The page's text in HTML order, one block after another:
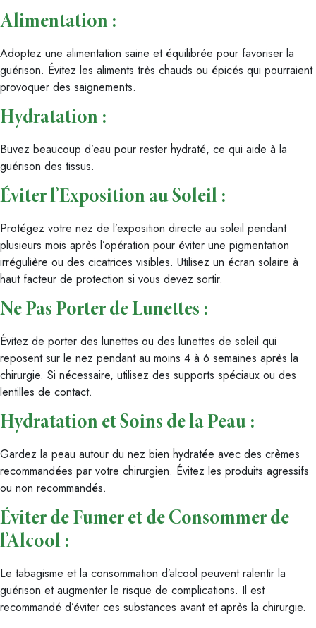
Alimentation :
Adoptez une alimentation saine et équilibrée pour favoriser la
guérison. Évitez les aliments très chauds ou épicés qui pourraient
provoquer des saignements.
Hydratation :
Buvez beaucoup d’eau pour rester hydraté, ce qui aide à la
guérison des tissus.
Éviter l’Exposition au Soleil :
Protégez votre nez de l’exposition directe au soleil pendant
plusieurs mois après l’opération pour éviter une pigmentation
irrégulière ou des cicatrices visibles. Utilisez un écran solaire à
haut facteur de protection si vous devez sortir.
Ne Pas Porter de Lunettes :
Évitez de porter des lunettes ou des lunettes de soleil qui
reposent sur le nez pendant au moins 4 à 6 semaines après la
chirurgie. Si nécessaire, utilisez des supports spéciaux ou des
lentilles de contact.
Hydratation et Soins de la Peau :
Gardez la peau autour du nez bien hydratée avec des crèmes
recommandées par votre chirurgien. Évitez les produits agressifs
ou non recommandés.
Éviter de Fumer et de Consommer de
l’Alcool :
Le tabagisme et la consommation d’alcool peuvent ralentir la
guérison et augmenter le risque de complications. Il est
recommandé d’éviter ces substances avant et après la chirurgie.